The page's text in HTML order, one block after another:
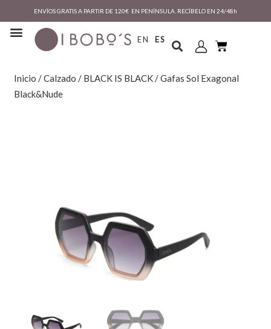
ENVÍOS GRATIS A PARTIR DE 120€ EN PENÍNSULA. RECÍBELO EN 24/48h
EN ES
Inicio /Calzado / BLACK IS BLACK/ Gafas Sol Exagonal
Black&Nude